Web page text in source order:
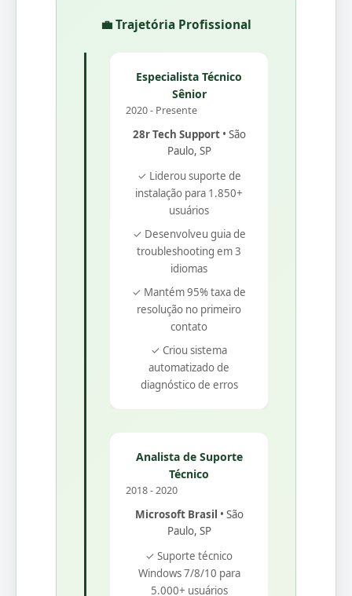
💼 Trajetória Profissional
Especialista Técnico
Sênior
2020 - Presente
28r Tech Support• São
Paulo, SP
✓ Liderou suporte de
instalação para 1.850+
usuários
✓ Desenvolveu guia de
troubleshooting em 3
idiomas
✓ Mantém 95% taxa de
resolução no primeiro
contato
✓ Criou sistema
automatizado de
diagnóstico de erros
Analista de Suporte
Técnico
2018 - 2020
Microsoft Brasil • São
Paulo, SP
✓ Suporte técnico
Windows 7/8/10 para
5.000+ usuários